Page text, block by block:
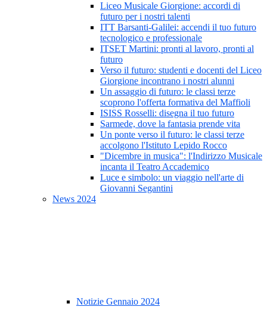
Liceo Musicale Giorgione: accordi di
futuro per i nostri talenti
ITT Barsanti-Galilei: accendi il tuo futuro
tecnologico e professionale
ITSET Martini: pronti al lavoro, pronti al
futuro
Verso il futuro: studenti e docenti del Liceo
Giorgione incontrano i nostri alunni
Un assaggio di futuro: le classi terze
scoprono l'offerta formativa del Maffioli
ISISS Rosselli: disegna il tuo futuro
Sarmede, dove la fantasia prende vita
Un ponte verso il futuro: le classi terze
accolgono l'Istituto Lepido Rocco
"Dicembre in musica": l'Indirizzo Musicale
incanta il Teatro Accademico
Luce e simbolo: un viaggio nell'arte di
Giovanni Segantini
News 2024
Notizie Gennaio 2024